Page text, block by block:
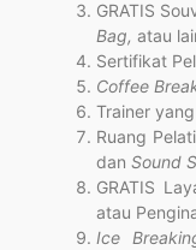
GRATIS
Bag, atau
Sertifikat
Coffee
Trainer
Ruang
dan Sound
GRATIS
atau
Ice